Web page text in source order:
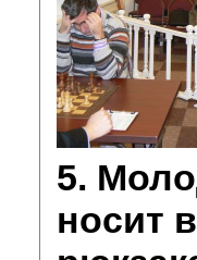
5.
носит